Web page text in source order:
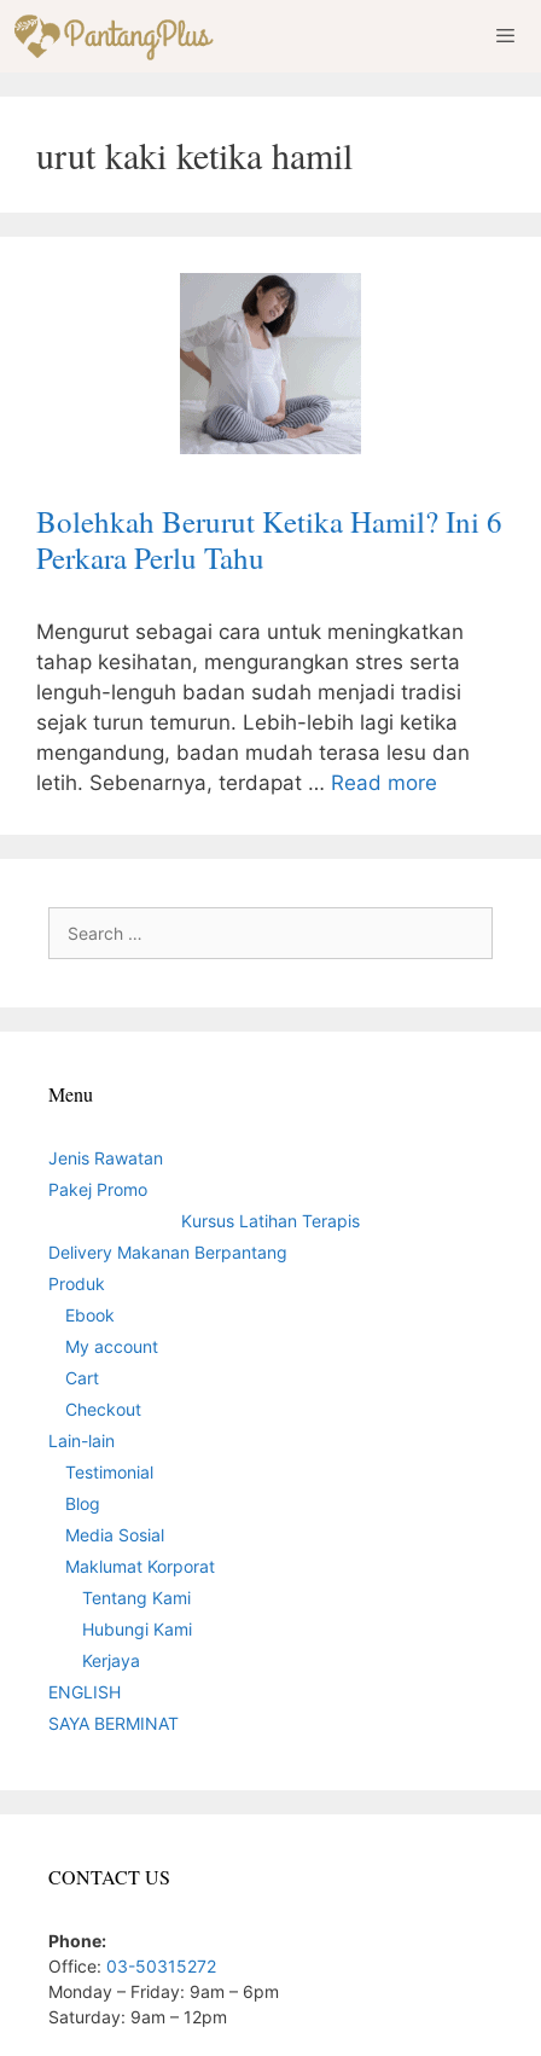
Skip
to
urut kaki ketika hamil
Bolehkah Berurut Ketika Hamil? Ini 6
Perkara Perlu Tahu
Mengurut sebagai cara untuk meningkatkan
tahap kesihatan, mengurangkan stres serta
lenguh-lenguh badan sudah menjadi tradisi
sejak turun temurun. Lebih-lebih lagi ketika
mengandung, badan mudah terasa lesu dan
letih. Sebenarnya, terdapat … Read more
for:
Menu
Jenis Rawatan
Pakej Promo
Kursus Latihan Terapis
Delivery Makanan Berpantang
Produk
Ebook
My account
Cart
Checkout
Lain-lain
Testimonial
Blog
Media Sosial
Maklumat Korporat
Tentang Kami
Hubungi Kami
Kerjaya
ENGLISH
SAYA BERMINAT
CONTACT US
Phone:
Office: 03-50315272
Monday – Friday: 9am – 6pm
Saturday: 9am – 12pm